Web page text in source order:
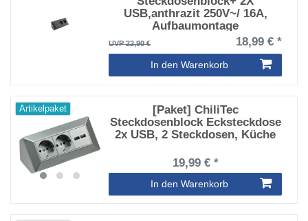
USB,anthrazit 250V~/ 16A,
Aufbaumontage
UVP 22,90 € 18,99 € *
In den Warenkorb
Artikelpaket
[Paket] ChiliTec
Steckdosenblock Ecksteckdose
2x USB, 2 Steckdosen, Küche
19,99 € *
In den Warenkorb